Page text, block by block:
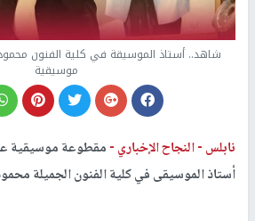
شاهد.. أستاذ الموسيقة في كلية الفنون
موسيقية
نابلس -النجاح الإخباري -مقطوعة موسيقية
أستاذ الموسيقى في كلية الفنون الجميلة